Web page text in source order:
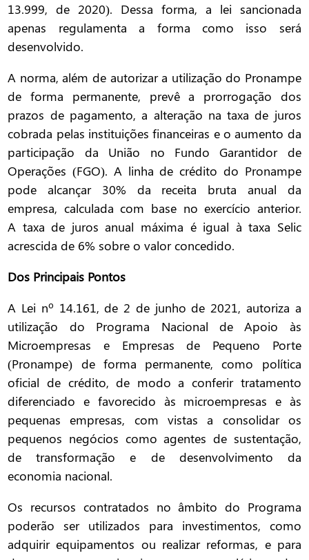
13.999, de 2020). Dessa forma, a lei sancionada
apenas regulamenta a forma como isso será
desenvolvido.
A norma, além de autorizar a utilização do Pronampe
de forma permanente, prevê a prorrogação dos
prazos de pagamento, a alteração na taxa de juros
cobrada pelas instituições financeiras e o aumento da
participação da União no Fundo Garantidor de
Operações (FGO). A linha de crédito do Pronampe
pode alcançar 30% da receita bruta anual da
empresa, calculada com base no exercício anterior.
A taxa de juros anual máxima é igual à taxa Selic
acrescida de 6% sobre o valor concedido.
Dos Principais Pontos
A Lei nº 14.161, de 2 de junho de 2021, autoriza a
utilização do Programa Nacional de Apoio às
Microempresas e Empresas de Pequeno Porte
(Pronampe) de forma permanente, como política
oficial de crédito, de modo a conferir tratamento
diferenciado e favorecido às microempresas e às
pequenas empresas, com vistas a consolidar os
pequenos negócios como agentes de sustentação,
de transformação e de desenvolvimento da
economia nacional.
Os recursos contratados no âmbito do Programa
poderão ser utilizados para investimentos, como
adquirir equipamentos ou realizar reformas, e para